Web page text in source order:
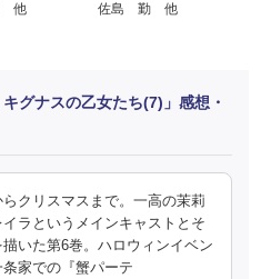
他
佐島 勤 他
グナスの乙女たち(7)」感想・
クリスマスまで。一高の茉莉
ラというメインキャストとそ
いた第6巻。ハロウィンイベン
条家での『蟹パーテ